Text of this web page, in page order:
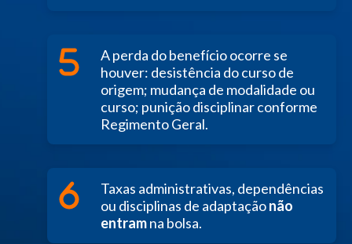
A perda do benefício ocorre se
houver: desistência do curso de
origem; mudança de modalidade ou
curso; punição disciplinar conforme
Regimento Geral.
Taxas administrativas, dependências
ou disciplinas de adaptaçãonão
entramna bolsa.